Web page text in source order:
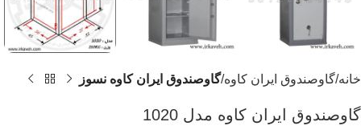
خانه گاوصندوق ایران کاوه گاوصندوق ایران کاوه نسوز
گاوصندوق ایران کاوه مدل 1020